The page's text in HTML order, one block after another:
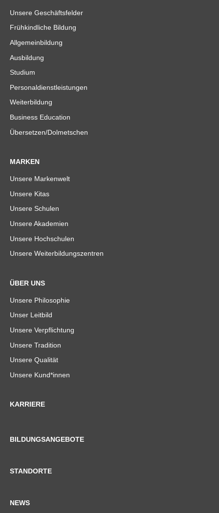
Unsere Geschäftsfelder
Frühkindliche Bildung
Allgemeinbildung
Ausbildung
Studium
Personaldienstleistungen
Weiterbildung
Business Education
Übersetzen/Dolmetschen
MARKEN
Unsere Markenwelt
Unsere Kitas
Unsere Schulen
Unsere Akademien
Unsere Hochschulen
Unsere Weiterbildungszentren
ÜBER UNS
Unsere Philosophie
Unser Leitbild
Unsere Verpflichtung
Unsere Tradition
Unsere Qualität
Unsere Kund*innen
KARRIERE
BILDUNGSANGEBOTE
STANDORTE
NEWS